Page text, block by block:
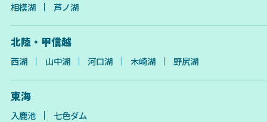
相模湖
芦ノ湖
北陸・甲信越
西湖 山中湖 河口湖 木崎湖 野尻湖
東海
入鹿池 七色ダム